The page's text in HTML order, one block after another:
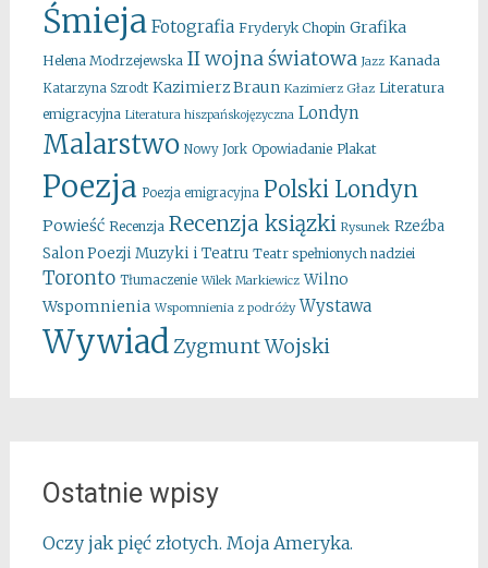
Śmieja Fotografia Fryderyk Chopin Grafika
Helena Modrzejewska II wojna światowa Jazz Kanada
Katarzyna Szrodt Kazimierz Braun Kazimierz Głaz Literatura
emigracyjna Literatura hiszpańskojęzyczna Londyn
Malarstwo Nowy Jork Opowiadanie Plakat
Poezja Poezja emigracyjna Polski Londyn
Powieść Recenzja Recenzja ksiązki Rysunek Rzeźba
Salon Poezji Muzyki i Teatru Teatr spełnionych nadziei
Toronto Tłumaczenie Wilek Markiewicz Wilno
Wspomnienia Wspomnienia z podróży Wystawa
WywiadZygmunt Wojski
Ostatnie wpisy
Oczy jak pięć złotych. Moja Ameryka.